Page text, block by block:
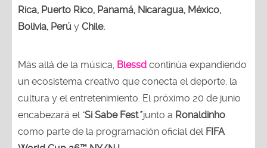
Rica, Puerto Rico, Panamá, Nicaragua, México,
Bolivia, Perú y Chile.
Más allá de la música, Blessd continúa expandiendo
un ecosistema creativo que conecta el deporte, la
cultura y el entretenimiento. El próximo 20 de junio
encabezará el "Si Sabe Fest"junto a Ronaldinho
como parte de la programación oficial del FIFA